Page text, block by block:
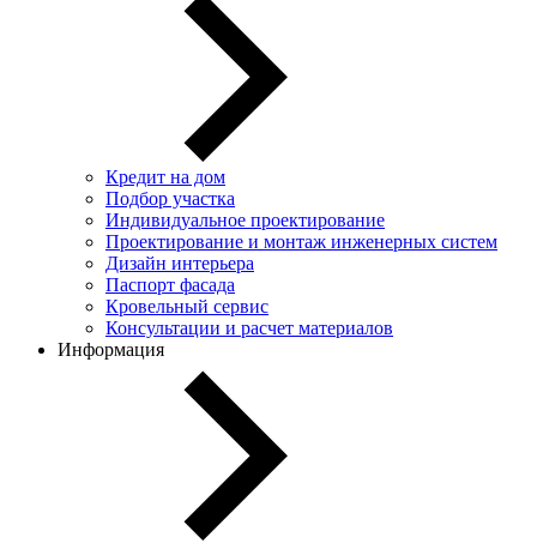
Кредит на дом
Подбор участка
Индивидуальное проектирование
Проектирование и монтаж инженерных систем
Дизайн интерьера
Паспорт фасада
Кровельный сервис
Консультации и расчет материалов
Информация